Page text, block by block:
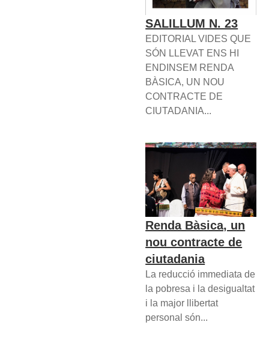
SALILLUM N. 23
EDITORIAL VIDES QUE
SÓN LLEVAT ENS HI
ENDINSEM RENDA
BÀSICA, UN NOU
CONTRACTE DE
CIUTADANIA...
Renda Bàsica, un
nou contracte de
ciutadania
La reducció immediata de
la pobresa i la desigualtat
i la major llibertat
personal són...